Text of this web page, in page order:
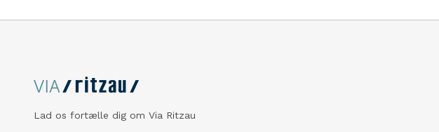
Lad os fortælle dig om Via Ritzau